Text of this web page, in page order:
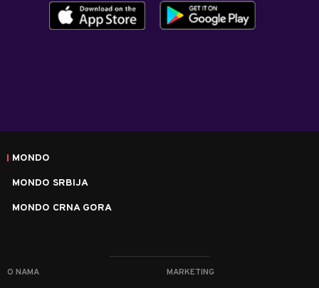
MONDO
MONDO SRBIJA
MONDO CRNA GORA
O NAMA MARKETING